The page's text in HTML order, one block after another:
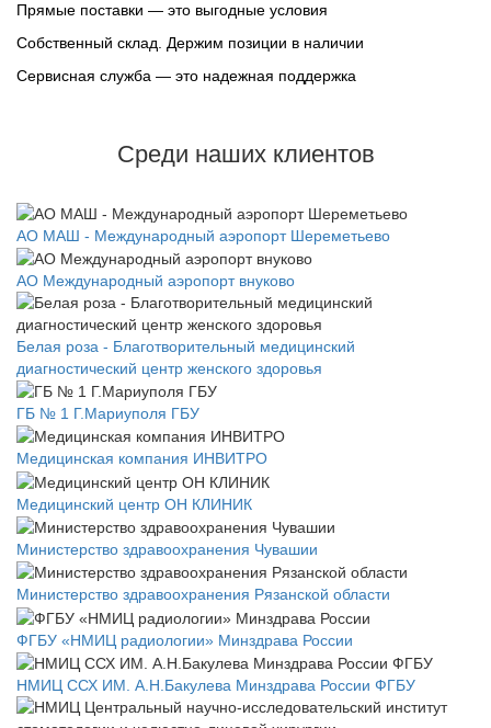
Прямые поставки — это выгодные условия
Собственный склад. Держим позиции в наличии
Сервисная служба — это надежная поддержка
Среди наших клиентов
АО МАШ - Международный аэропорт Шереметьево
АО Международный аэропорт внуково
Белая роза - Благотворительный медицинский
диагностический центр женского здоровья
ГБ № 1 Г.Мариуполя ГБУ
Медицинская компания ИНВИТРО
Медицинский центр ОН КЛИНИК
Министерство здравоохранения Чувашии
Министерство здравоохранения Рязанской области
ФГБУ «НМИЦ радиологии» Минздрава России
НМИЦ ССХ ИМ. А.Н.Бакулева Минздрава России ФГБУ